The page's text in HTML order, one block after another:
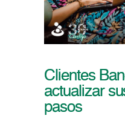
Clientes
actualizar
pasos